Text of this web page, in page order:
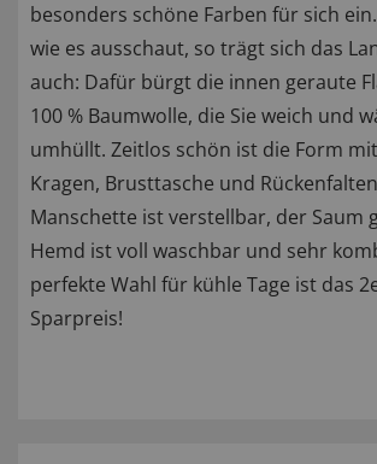
besonders schöne Farben für sich
wie es ausschaut, so trägt sich das
auch: Dafür bürgt die innen geraute
100 % Baumwolle, die Sie weich und
umhüllt. Zeitlos schön ist die Form
Kragen, Brusttasche und
Manschette ist verstellbar, der Saum
Hemd ist voll waschbar und sehr
perfekte Wahl für kühle Tage ist das
Sparpreis!